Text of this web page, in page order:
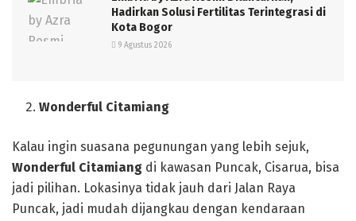
Hadirkan Solusi Fertilitas Terintegrasi di
Kota Bogor
9 Agustus 2026
Wonderful Citamiang
Kalau ingin suasana pegunungan yang lebih sejuk,
Wonderful Citamiang di kawasan Puncak, Cisarua, bisa
jadi pilihan. Lokasinya tidak jauh dari Jalan Raya
Puncak, jadi mudah dijangkau dengan kendaraan